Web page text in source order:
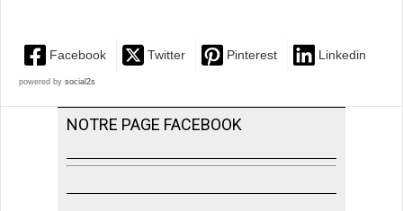
Facebook Twitter Pinterest Linkedin
powered by social2s
NOTRE PAGE FACEBOOK